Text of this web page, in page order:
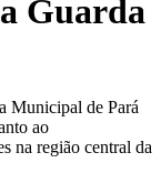
Guarda
Municipal de Pará
ao
na região central da